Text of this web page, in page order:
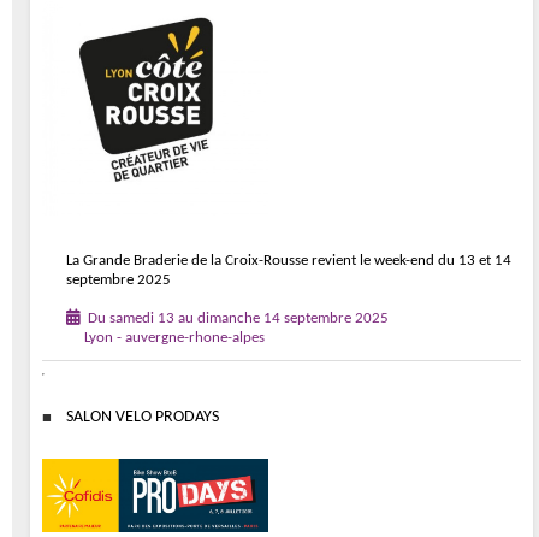
La Grande Braderie de la Croix-Rousse revient le week-end du 13 et 14
septembre 2025
Du samedi 13 au dimanche 14 septembre 2025
Lyon - auvergne-rhone-alpes
SALON VELO PRODAYS